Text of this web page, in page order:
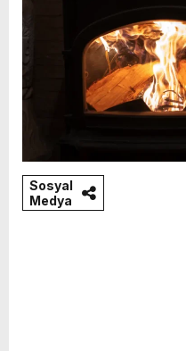
Sosyal
Medya